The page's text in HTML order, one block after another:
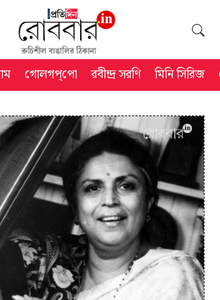
গোলগপ্‌পো রবীন্দ্র সরণি মিনি সিরিজ